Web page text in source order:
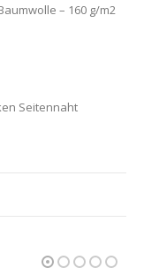
– 160 g/m2
Seitennaht